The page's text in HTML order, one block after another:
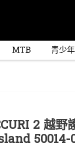
MTB 青少
2 越
50014-